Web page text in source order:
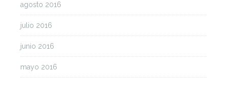
agosto 2016
julio 2016
junio 2016
mayo 2016